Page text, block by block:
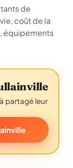
de
coût de la
équipements
partagé leur